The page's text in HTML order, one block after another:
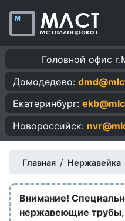
Головной офис
Домодедово:
Екатеринбург:
Новороссийск:
Главная / Нержавейка
Внимание!
нержавеющие трубы,